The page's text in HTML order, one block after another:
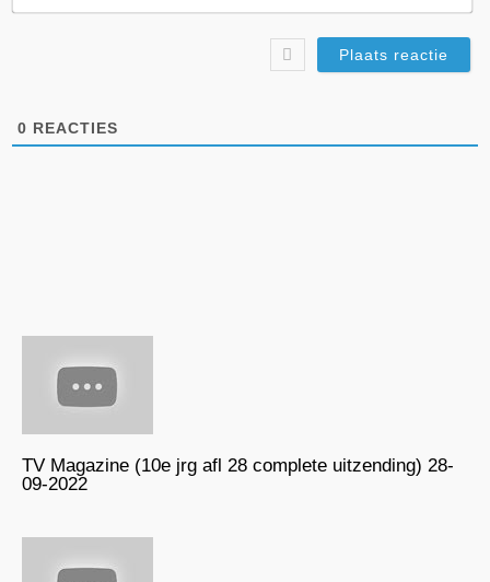
0 REACTIES
TV Magazine (10e jrg afl 28 complete uitzending) 28-
09-2022